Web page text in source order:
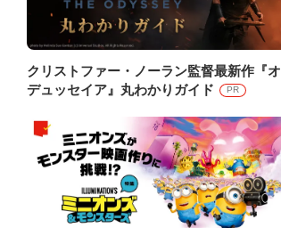
クリストファー・ノーラン監督最新作『オ
デュッセイア』丸わかりガイド
PR